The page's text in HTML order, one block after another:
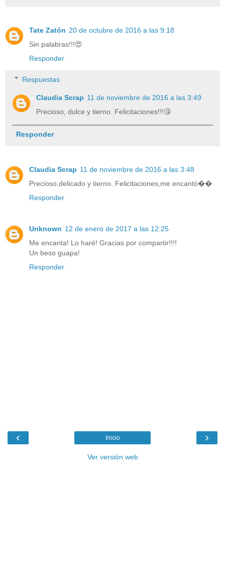
Tate Zatón 20 de octubre de 2016 a las 9:18
Sin palabras!!!😍
Responder
Respuestas
Claudia Scrap 11 de noviembre de 2016 a las 3:49
Precioso, dulce y tierno. Felicitaciones!!!😘
Responder
Claudia Scrap 11 de noviembre de 2016 a las 3:48
Precioso,delicado y tierno. Felicitaciones,me encantó��
Responder
Unknown 12 de enero de 2017 a las 12:25
Me encanta! Lo haré! Gracias por compartir!!!!
Un beso guapa!
Responder
‹ ›
Inicio
Ver versión web